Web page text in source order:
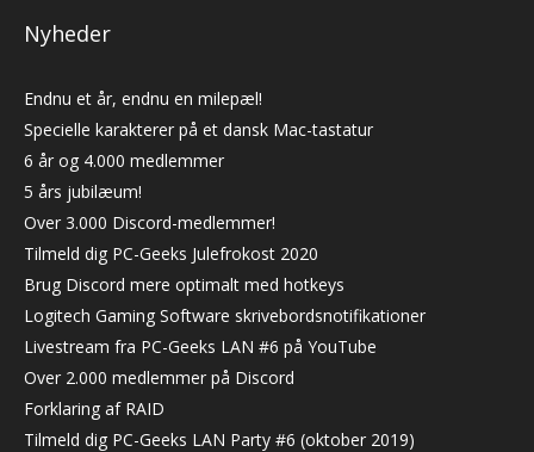
Nyheder
Endnu et år, endnu en milepæl!
Specielle karakterer på et dansk Mac-tastatur
6 år og 4.000 medlemmer
5 års jubilæum!
Over 3.000 Discord-medlemmer!
Tilmeld dig PC-Geeks Julefrokost 2020
Brug Discord mere optimalt med hotkeys
Logitech Gaming Software skrivebordsnotifikationer
Livestream fra PC-Geeks LAN #6 på YouTube
Over 2.000 medlemmer på Discord
Forklaring af RAID
Tilmeld dig PC-Geeks LAN Party #6 (oktober 2019)